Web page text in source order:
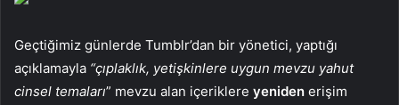
Geçtiğimiz günlerde Tumblr’dan bir yönetici, yaptığı
açıklamayla “çıplaklık, yetişkinlere uygun mevzu yahut
cinsel temaları” mevzu alan içeriklere yeniden erişim